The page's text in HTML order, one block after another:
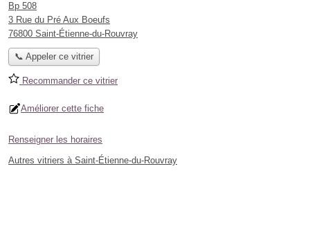
Bp 508
3 Rue du Pré Aux Boeufs
76800 Saint-Étienne-du-Rouvray
📞 Appeler ce vitrier
Recommander ce vitrier
Améliorer cette fiche
Renseigner les horaires
Autres vitriers à Saint-Étienne-du-Rouvray